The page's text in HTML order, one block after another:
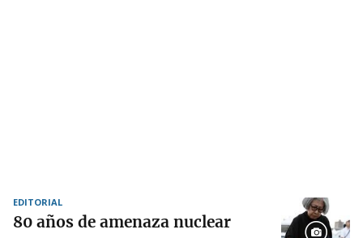
EDITORIAL
80 años de amenaza nuclear